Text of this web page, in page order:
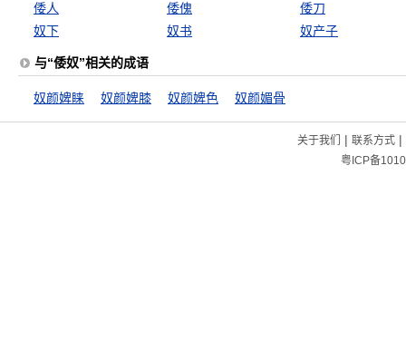
倭人 倭傀
倭刀
奴下
奴书 奴产子
与“倭奴”相关的成语
奴颜婢睐 奴颜婢膝 奴颜婢色 奴颜媚骨
关于我们 | 联系方式|
粤ICP备